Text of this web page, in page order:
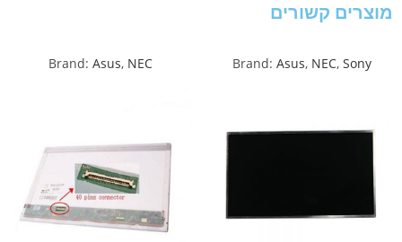
מוצרים קשורים
Brand: Asus, NEC, Sony
Brand: Asus, NEC